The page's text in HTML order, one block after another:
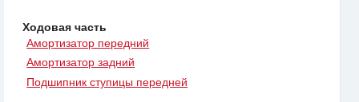
Ходовая часть
Амортизатор передний
Амортизатор задний
Подшипник ступицы передней